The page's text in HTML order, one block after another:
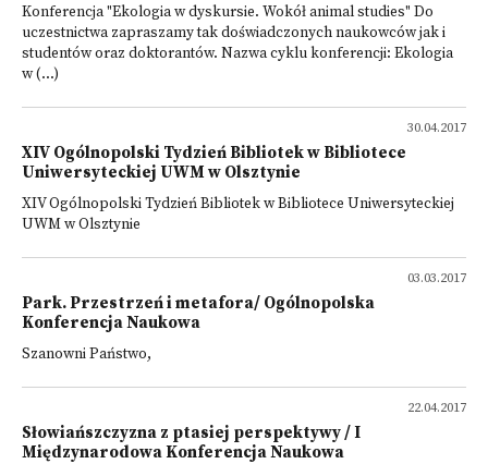
Konferencja "Ekologia w dyskursie. Wokół animal studies" Do
uczestnictwa zapraszamy tak doświadczonych naukowców jak i
studentów oraz doktorantów. Nazwa cyklu konferencji: Ekologia
w (...)
30.04.2017
XIV Ogólnopolski Tydzień Bibliotek w Bibliotece
Uniwersyteckiej UWM w Olsztynie
XIV Ogólnopolski Tydzień Bibliotek w Bibliotece Uniwersyteckiej
UWM w Olsztynie
03.03.2017
Park. Przestrzeń i metafora/ Ogólnopolska
Konferencja Naukowa
Szanowni Państwo,
22.04.2017
Słowiańszczyzna z ptasiej perspektywy / I
Międzynarodowa Konferencja Naukowa